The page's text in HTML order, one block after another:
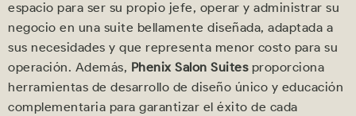
espacio para ser su propio jefe, operar y administrar su
negocio en una suite bellamente diseñada, adaptada a
sus necesidades y que representa menor costo para su
operación. Además, Phenix Salon Suites proporciona
herramientas de desarrollo de diseño único y educación
complementaria para garantizar el éxito de cada